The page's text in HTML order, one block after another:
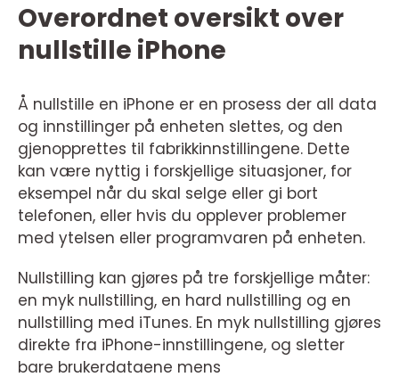
Overordnet oversikt over
nullstille iPhone
Å nullstille en iPhone er en prosess der all data
og innstillinger på enheten slettes, og den
gjenopprettes til fabrikkinnstillingene. Dette
kan være nyttig i forskjellige situasjoner, for
eksempel når du skal selge eller gi bort
telefonen, eller hvis du opplever problemer
med ytelsen eller programvaren på enheten.
Nullstilling kan gjøres på tre forskjellige måter:
en myk nullstilling, en hard nullstilling og en
nullstilling med iTunes. En myk nullstilling gjøres
direkte fra iPhone-innstillingene, og sletter
bare brukerdataene mens